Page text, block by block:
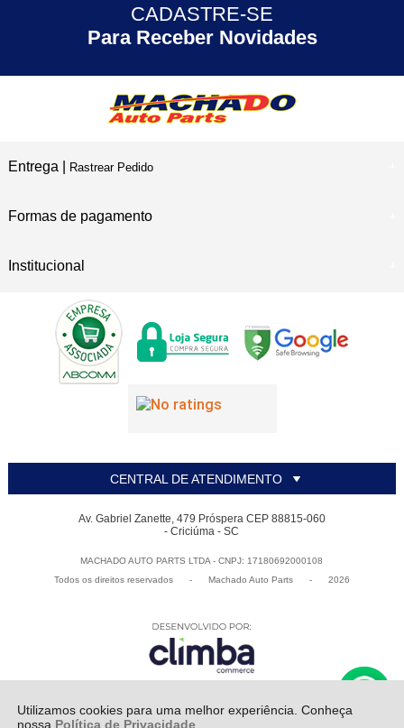
Utilizamos cookies para uma melhor experiência. Conheça
nossa Política de Privacidade
30 ANOS de Experiência
CADASTRE-SE
Para Receber Novidades
Entrega | Rastrear Pedido
Formas de pagamento
Institucional
CENTRAL DE ATENDIMENTO
Av. Gabriel Zanette, 479 Próspera CEP 88815-060
- Criciúma - SC
MACHADO AUTO PARTS LTDA - CNPJ: 17180692000108
Todos os direitos reservados
- Machado Auto Parts - 2026